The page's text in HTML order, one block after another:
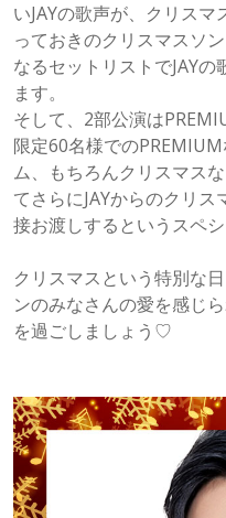
いJAYの歌声が、クリス
っておきのクリスマスソ
なるセットリストでJAY
ます。
そして、2部公演は
限定60名様での
ム、もちろんクリスマス
てさらにJAYからのクリ
接お渡しするというスペ
クリスマスという特別な
ンのみなさんの愛を感じ
を過ごしましょう♡